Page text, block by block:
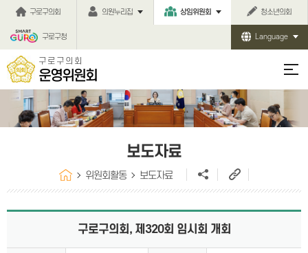
본문바로가기
구로구의회 의원누리집 상임위원회 청소년의회
구로구청 Language
구로구의회
운영위원회
보도자료
위원회활동 보도자료
구로구의회, 제320회 임시회 개회